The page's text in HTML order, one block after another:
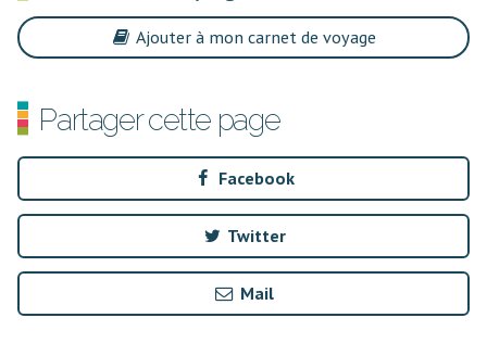
Ajouter à mon carnet de voyage
Partager cette page
Facebook
Twitter
Mail